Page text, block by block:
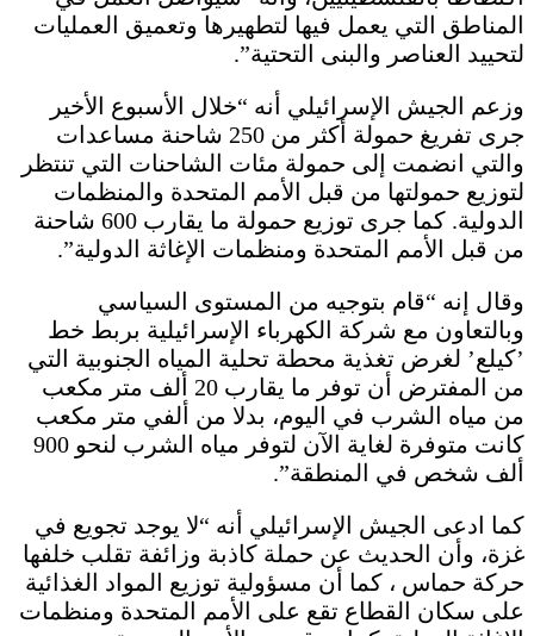
المناطق التي يعمل فيها لتطهيرها وتعميق العمليات
لتحييد العناصر والبنى التحتية”.
وزعم الجيش الإسرائيلي أنه “خلال الأسبوع الأخير
جرى تفريغ حمولة أكثر من 250 شاحنة مساعدات
والتي انضمت إلى حمولة مئات الشاحنات التي تنتظر
لتوزيع حمولتها من قبل الأمم المتحدة والمنظمات
الدولية. كما جرى توزيع حمولة ما يقارب 600 شاحنة
من قبل الأمم المتحدة ومنظمات الإغاثة الدولية”.
وقال إنه “قام بتوجيه من المستوى السياسي
وبالتعاون مع شركة الكهرباء الإسرائيلية بربط خط
’كيلع’ لغرض تغذية محطة تحلية المياه الجنوبية التي
من المفترض أن توفر ما يقارب 20 ألف متر مكعب
من مياه الشرب في اليوم، بدلا من ألفي متر مكعب
كانت متوفرة لغاية الآن لتوفر مياه الشرب لنحو 900
ألف شخص في المنطقة”.
كما ادعى الجيش الإسرائيلي أنه “لا يوجد تجويع في
غزة، وأن الحديث عن حملة كاذبة وزائفة تقلب خلفها
حركة حماس ، كما أن مسؤولية توزيع المواد الغذائية
على سكان القطاع تقع على الأمم المتحدة ومنظمات